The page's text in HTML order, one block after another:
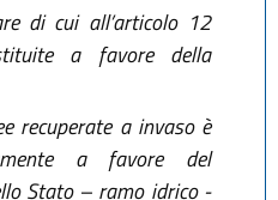
di cui all’articolo 12
a favore della
recuperate a invaso è
a favore del
Stato – ramo idrico -